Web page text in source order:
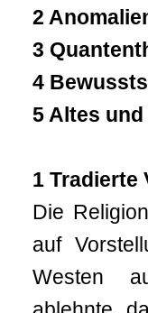
2
3
4
5 Altes
1 Tradierte
Die
auf
Westen